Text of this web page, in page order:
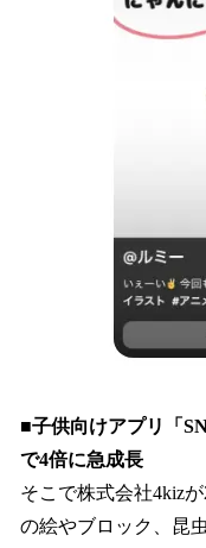
■子供向けアプリ「
で4倍に急成長
そこで株式会社4kiz
の絵やブロック、昆